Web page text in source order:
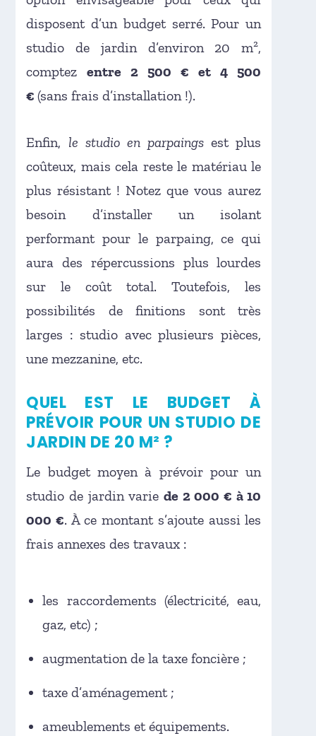
disposent d’un budget serré. Pour un
studio de jardin d’environ 20 m²,
comptezentre 2 500 € et 4 500
€(sans frais d’installation !).
Enfin, le studio en parpaings est plus
coûteux, mais cela reste le matériau le
plus résistant ! Notez que vous aurez
besoin d’installer un isolant
performant pour le parpaing, ce qui
aura des répercussions plus lourdes
sur le coût total. Toutefois, les
possibilités de finitions sont très
larges : studio avec plusieurs pièces,
une mezzanine, etc.
QUEL EST LE BUDGET À
PRÉVOIR POUR UN STUDIO DE
JARDIN DE 20 M² ?
Le budget moyen à prévoir pour un
studio de jardin variede 2 000 € à 10
000 €. À ce montant s’ajoute aussi les
frais annexes des travaux :
les raccordements (électricité, eau,
gaz, etc) ;
augmentation de la taxe foncière ;
taxe d’aménagement ;
ameublements et équipements.